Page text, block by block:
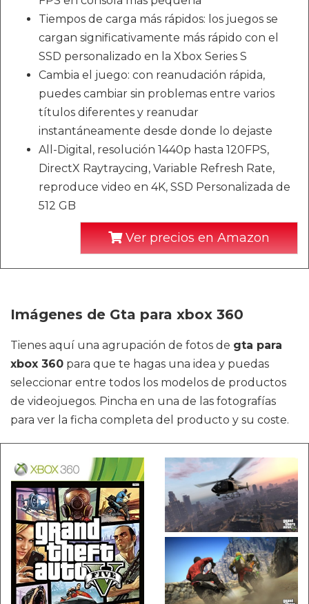
Tiempos de carga más rápidos: los juegos se
cargan significativamente más rápido con el
SSD personalizado en la Xbox Series S
Cambia el juego: con reanudación rápida,
puedes cambiar sin problemas entre varios
títulos diferentes y reanudar
instantáneamente desde donde lo dejaste
All-Digital, resolución 1440p hasta 120FPS,
DirectX Raytraycing, Variable Refresh Rate,
reproduce video en 4K, SSD Personalizada de
512 GB
Ver precios en Amazon
Imágenes de Gta para xbox 360
Tienes aquí una agrupación de fotos de gta para
xbox 360 para que te hagas una idea y puedas
seleccionar entre todos los modelos de productos
de videojuegos. Pincha en una de las fotografías
para ver la ficha completa del producto y su coste.